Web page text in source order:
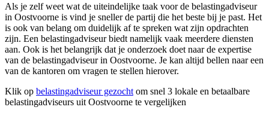
Als je zelf weet wat de uiteindelijke taak voor de belastingadviseur
in Oostvoorne is vind je sneller de partij die het beste bij je past. Het
is ook van belang om duidelijk af te spreken wat zijn opdrachten
zijn. Een belastingadviseur biedt namelijk vaak meerdere diensten
aan. Ook is het belangrijk dat je onderzoek doet naar de expertise
van de belastingadviseur in Oostvoorne. Je kan altijd bellen naar een
van de kantoren om vragen te stellen hierover.
Klik op belastingadviseur gezocht om snel 3 lokale en betaalbare
belastingadviseurs uit Oostvoorne te vergelijken